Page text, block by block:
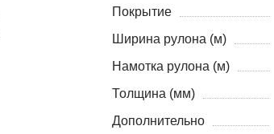
Покрытие
Ширина рулона (м)
Намотка рулона (м)
Толщина (мм)
Дополнительно